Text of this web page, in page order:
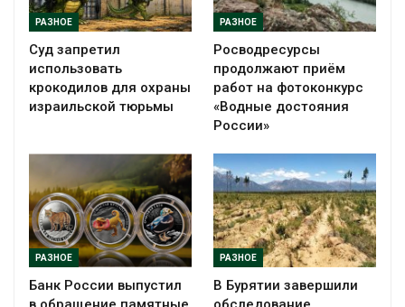
РАЗНОЕ
Суд запретил
использовать
крокодилов для охраны
израильской тюрьмы
РАЗНОЕ
Росводресурсы
продолжают приём
работ на фотоконкурс
«Водные достояния
России»
РАЗНОЕ
Банк России выпустил
РАЗНОЕ
В Бурятии завершили